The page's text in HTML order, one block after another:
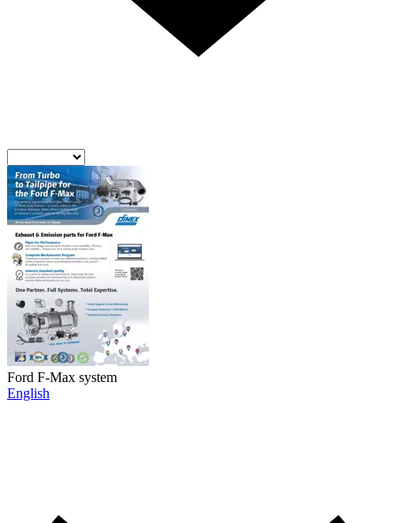
Ford F-Max system
English